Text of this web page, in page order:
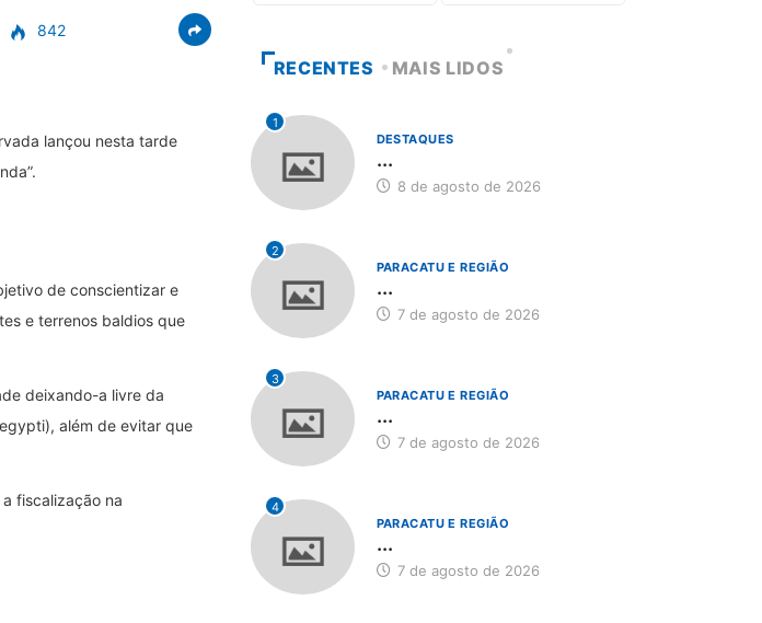
842
lançou nesta tarde
de conscientizar e
e terrenos baldios que
deixando-a livre da
além de evitar que
fiscalização na
RECENTES MAIS LIDOS
1
DESTAQUES
...
8 de agosto de 2026
2
PARACATU E REGIÃO
...
7 de agosto de 2026
3
PARACATU E REGIÃO
...
7 de agosto de 2026
4
PARACATU E REGIÃO
...
7 de agosto de 2026